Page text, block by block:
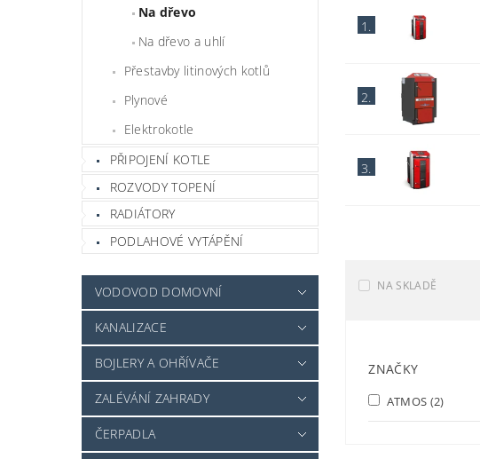
Na dřevo
Na dřevo a uhlí
Přestavby litinových kotlů
Plynové
Elektrokotle
PŘIPOJENÍ KOTLE
ROZVODY TOPENÍ
RADIÁTORY
PODLAHOVÉ VYTÁPĚNÍ
VODOVOD DOMOVNÍ
KANALIZACE
BOJLERY A OHŘÍVAČE
ZALÉVÁNÍ ZAHRADY
ČERPADLA
1.
2.
3.
NA SKLADĚ
ZNAČKY
ATMOS (2)